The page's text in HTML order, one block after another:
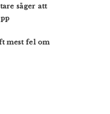
säger att
mest fel om